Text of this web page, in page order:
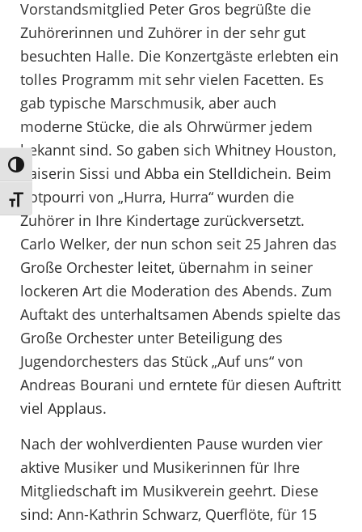
Umschalten auf hohe Kontraste
Schrift vergrößern
Vorstandsmitglied Peter Gros begrüßte die
Zuhörerinnen und Zuhörer in der sehr gut
besuchten Halle. Die Konzertgäste erlebten ein
tolles Programm mit sehr vielen Facetten. Es
gab typische Marschmusik, aber auch
moderne Stücke, die als Ohrwürmer jedem
bekannt sind. So gaben sich Whitney Houston,
Kaiserin Sissi und Abba ein Stelldichein. Beim
Potpourri von „Hurra, Hurra“ wurden die
Zuhörer in Ihre Kindertage zurückversetzt.
Carlo Welker, der nun schon seit 25 Jahren das
Große Orchester leitet, übernahm in seiner
lockeren Art die Moderation des Abends. Zum
Auftakt des unterhaltsamen Abends spielte das
Große Orchester unter Beteiligung des
Jugendorchesters das Stück „Auf uns“ von
Andreas Bourani und erntete für diesen Auftritt
viel Applaus.
Nach der wohlverdienten Pause wurden vier
aktive Musiker und Musikerinnen für Ihre
Mitgliedschaft im Musikverein geehrt. Diese
sind: Ann-Kathrin Schwarz, Querflöte, für 15